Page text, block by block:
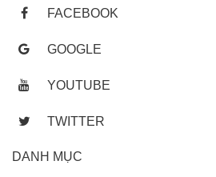
FACEBOOK
GOOGLE
YOUTUBE
TWITTER
DANH MỤC